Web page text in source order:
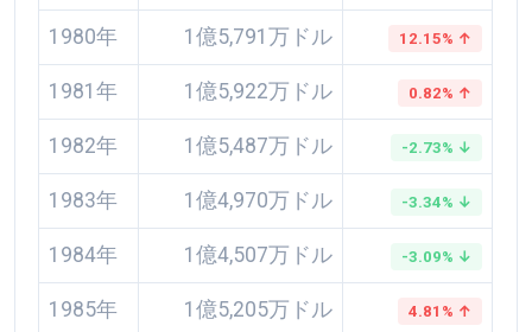
1980年 1億5,791万ドル 12.15% ↑
1981年 1億5,922万ドル 0.82% ↑
1982年 1億5,487万ドル -2.73% ↓
1983年 1億4,970万ドル -3.34% ↓
1984年 1億4,507万ドル -3.09% ↓
1985年 1億5,205万ドル 4.81% ↑